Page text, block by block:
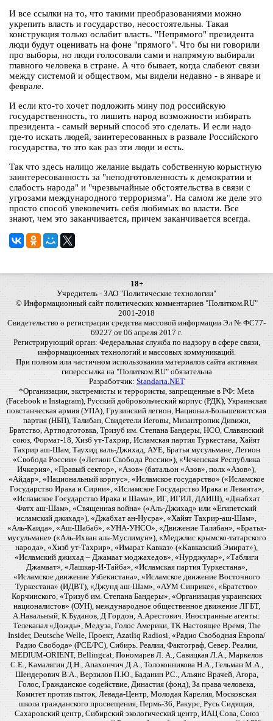
И все ссылки на то, что такими преобразованиями можно
укрепить власть и государство, несостоятельны. Такая
конструкция только ослабит власть. "Непрямого" президента
люди будут оценивать на фоне "прямого". Что бы ни говорили
про выборы, но люди голосовали сами и напрямую выбирали
главного человека в стране. А что бывает, когда слабеют связи
между системой и обществом, мы видели недавно - в январе и
феврале.
И если кто-то хочет подложить мину под российскую
государственность, то лишить народ возможности избирать
президента - самый верный способ это сделать. И если надо
где-то искать людей, заинтересованных в развале Российского
государства, то это как раз эти люди и есть.
Так что здесь налицо желание выдать собственную корыстную
заинтересованность за "неподготовленность к демократии и
слабость народа" и "чрезвычайные обстоятельства в связи с
угрозами международного терроризма". На самом же деле это
просто способ увековечить себя любимых во власти. Все
знают, чем это заканчивается, причем заканчивается всегда.
18+
Учредитель - ЗАО "Политические технологии"
© Информационный сайт политических комментариев "Политком.RU"
2001-2018
Свидетельство о регистрации средства массовой информации Эл № ФС77-
69227 от 06 апреля 2017 г.
Регистрирующий орган: Федеральная служба по надзору в сфере связи,
информационных технологий и массовых коммуникаций.
При полном или частичном использовании материалов сайта активная
гиперссылка на "Политком.RU" обязательна
Разработчик: Standarta.NET
*Организации, экстремисты и террористы, запрещенные в РФ: Meta
(Facebook и Instagram), Русский добровольческий корпус (РДК), Украинская
повстанческая армия (УПА), Грузинский легион, Национал-Большевистская
партия (НБП), Талибан, Свидетели Иеговы, Мизантропик Дивижн,
Братство, Артподготовка, Тризуб им. Степана Бандеры, НСО, Славянский
союз, Формат-18, Хизб ут-Тахрир, Исламская партия Туркестана, Хайят
Тахрир аш-Шам, Таухид валь-Джихад, АУЕ, Братья мусульмане, Легион
«Свобода России» («Легион Свобода России»), «Чеченская Республика
Ичкерия», «Правый сектор», «Азов» (батальон «Азов», полк «Азов»),
«Айдар», «Национальный корпус», «Исламское государство» («Исламское
Государство Ирака и Сирии», «Исламское Государство Ирака и Леванта»,
«Исламское Государство Ирака и Шама», ИГ, ИГИЛ, ДАИШ), «Джабхат
Фатх аш-Шам», «Священная война» («Аль-Джихад» или «Египетский
исламский джихад»), «Джабхат ан-Нусра», «Хайят Тахрир-аш-Шам»,
«Аль-Каида», «Аш-Шабаб», «УНА-УНСО», «Движение Талибан», «Братья-
мусульмане» («Аль-Ихван аль-Муслимун»), «Меджлис крымско-татарского
народа», «Хизб ут-Тахрир», «Имарат Кавказ» («Кавказский Эмират»),
«Исламский джихад – Джамаат моджахедов», «Нурджулар», «Таблиги
Джамаат», «Лашкар-И-Тайба», «Исламская партия Туркестана»,
«Исламское движение Узбекистана», «Исламское движение Восточного
Туркестана» (ИДВТ), «Джунд аш-Шам», «АУМ Синрике», «Братство»
Корчинского, «Тризуб им. Степана Бандеры», «Организация украинских
националистов» (ОУН), международное общественное движение ЛГБТ,
А.Навальный, К.Буданов, Д.Гордон, А.Арестович. Иностранные агенты:
Телеканал «Дождь», Медуза, Голос Америки, ТК Настоящее Время, The
Insider, Deutsche Welle, Проект, Azatliq Radiosi, «Радио Свободная Европа/
Радио Свобода» (PCE/PC), Сибирь. Реалии, Фактограф, Север. Реалии,
MEDIUM-ORIENT, Bellingcat, Пономарев Л. А., Савицкая Л.А., Маркелов
С.Е., Камалягин Д.Н., Апахончич Д.А., Толоконникова Н.А., Гельман М.А.,
Шендерович В.А., Верзилов П.Ю., Баданин Р.С., Альянс Врачей, Агора,
Голос, Гражданское содействие, Династия (фонд), За права человека,
Комитет против пыток, Левада-Центр, Молодая Карелия, Московская
школа гражданского просвещения, Пермь-36, Ракурс, Русь Сидящая,
Сахаровский центр, Сибирский экологический центр, ИАЦ Сова, Союз